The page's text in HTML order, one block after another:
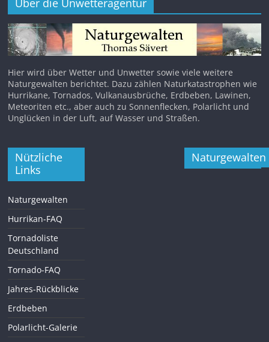
Über die Unwetteragentur
Hier wird über Wetter und Unwetter sowie viele weitere
Naturgewalten berichtet. Dazu zählen Naturkatastrophen wie
Hurrikane, Tornados, Vulkanausbrüche, Erdbeben, Lawinen,
Meteoriten etc., aber auch zu Sonnenflecken, Polarlicht und
Unglücken in der Luft, auf Wasser und Straßen.
Nützliche
Links
Naturgewalten
Hurrikan-FAQ
Tornadoliste
Deutschland
Tornado-FAQ
Jahres-Rückblicke
Erdbeben
Polarlicht-Galerie
Naturgewalten